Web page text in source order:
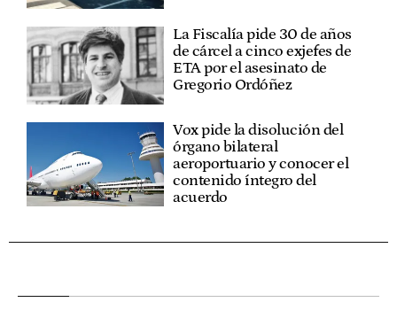
La Fiscalía pide 30 de años
de cárcel a cinco exjefes de
ETA por el asesinato de
Gregorio Ordóñez
Vox pide la disolución del
órgano bilateral
aeroportuario y conocer el
contenido íntegro del
acuerdo